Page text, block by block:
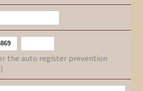
the auto register prevention